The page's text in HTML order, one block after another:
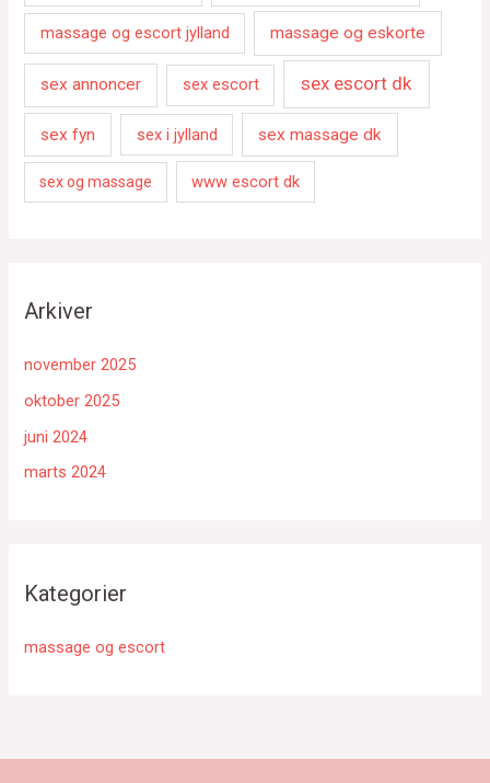
massage og escort jylland massage og eskorte
sex annoncer sex escort sex escort dk
sex fyn sex i jylland sex massage dk
sex og massage www escort dk
Arkiver
november 2025
oktober 2025
juni 2024
marts 2024
Kategorier
massage og escort